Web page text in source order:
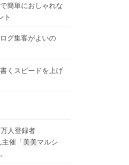
簡単におしゃれな
ト
グ集客がよいの
くスピードを上げ
人登録者
催「美美マルシ